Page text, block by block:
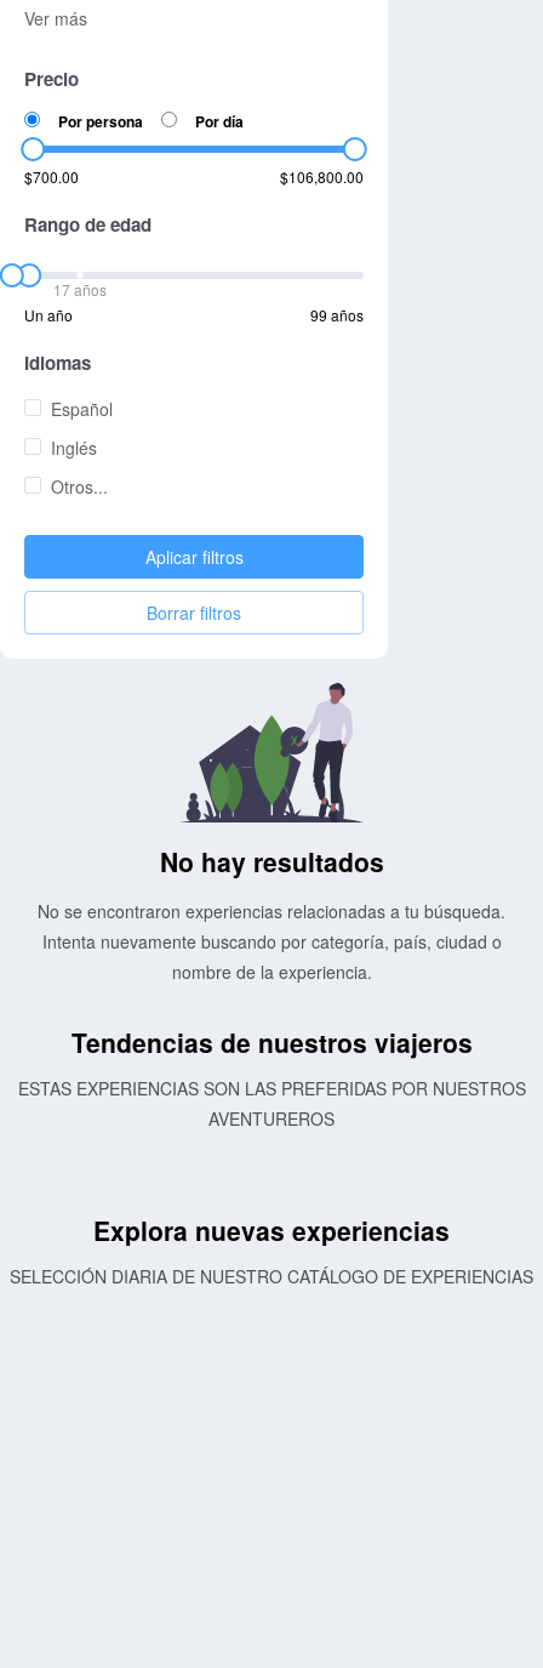
Ver más
Precio
Por persona Por día
$700.00 $106,800.00
Rango de edad
17 años
Un año
99 años
Idiomas
Español
Inglés
Otros...
Aplicar filtros
Borrar filtros
No hay resultados
No se encontraron experiencias relacionadas a tu búsqueda.
Intenta nuevamente buscando por categoría, país, ciudad o
nombre de la experiencia.
Tendencias de nuestros viajeros
ESTAS EXPERIENCIAS SON LAS PREFERIDAS POR NUESTROS
AVENTUREROS
Explora nuevas experiencias
SELECCIÓN DIARIA DE NUESTRO CATÁLOGO DE EXPERIENCIAS